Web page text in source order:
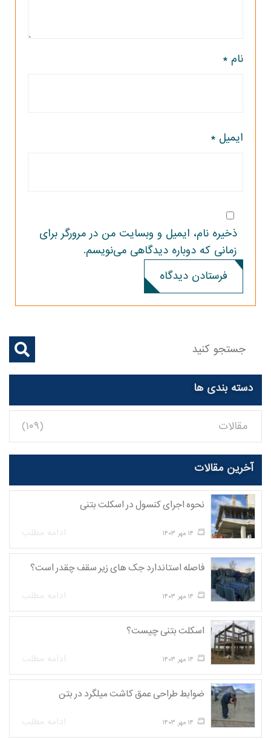
دسته بندی ها
مقالات (۱۰۹)
آخرین مقالات
نحوه اجرای کنسول در اسکلت بتنی
۱۴ مهر ۱۴۰۳ ادامه مطلب
فاصله استاندارد جک های زیر سقف چقدر است؟
۱۴ مهر ۱۴۰۳ ادامه مطلب
اسکلت بتنی چیست؟
۱۴ مهر ۱۴۰۳ ادامه مطلب
ضوابط طراحی عمق کاشت میلگرد در بتن
۱۴ مهر ۱۴۰۳ ادامه مطلب
نام *
ایمیل *
ذخیره نام، ایمیل و وبسایت من در مرورگر برای
زمانی که دوباره دیدگاهی می‌نویسم.
فرستادن دیدگاه